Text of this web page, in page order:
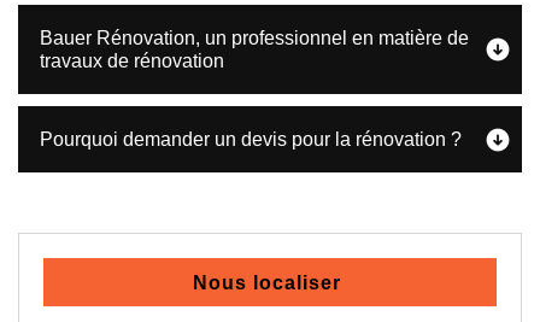
Bauer Rénovation, un professionnel en matière de
travaux de rénovation
Pourquoi demander un devis pour la rénovation ?
Nous localiser